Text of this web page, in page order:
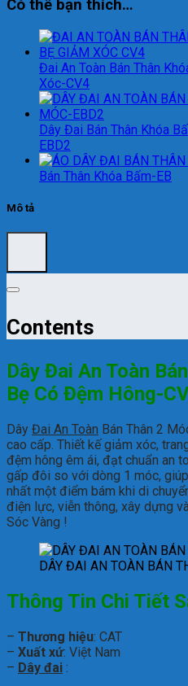
Có thể bạn thích…
Đai An Toàn Bán Thân
Xóc-CV4
Dây Đai Bán Thân Khóa
EBD2
Bán Thân Khóa Bấm-EB
Mô tả
Contents
Dây Đai An Toàn
Bẹ Có Đệm Hông-
Dây Đai An Toàn Bán Thân 2
cao cấp. Thiết kế giảm xóc,
đệm hông êm ái, đạt chuẩn an
gấp đôi so với dòng 1 móc,
nhất một điểm bám khi di
điện lực, viễn thông, xây dựng
Sóc Vàng !
DÂY ĐAI AN TOÀN BÁN
Thông Tin Chi Tiết
– Thương hiệu: CAT
– Xuất xứ: Việt Nam
– Dây đai :